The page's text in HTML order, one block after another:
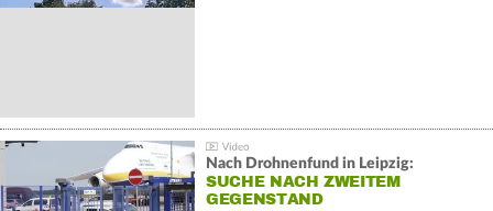
Nach Drohnenfund in Leipzig:
SUCHE NACH ZWEITEM
GEGENSTAND